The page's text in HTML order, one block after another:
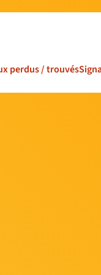
perdus / trouvés